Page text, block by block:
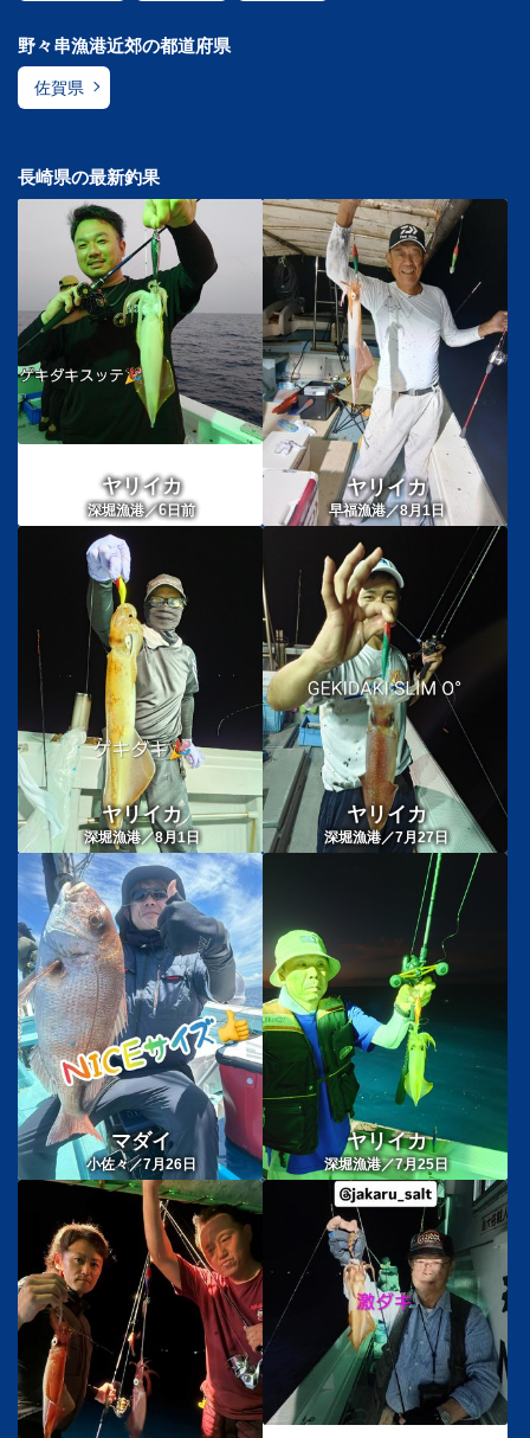
野々串漁港近郊の都道府県
佐賀県
長崎県の最新釣果
ヤリイカ
深堀漁港／6日前
ヤリイカ
早福漁港／8月1日
ヤリイカ
深堀漁港／8月1日
ヤリイカ
深堀漁港／7月27日
マダイ
小佐々／7月26日
ヤリイカ
深堀漁港／7月25日